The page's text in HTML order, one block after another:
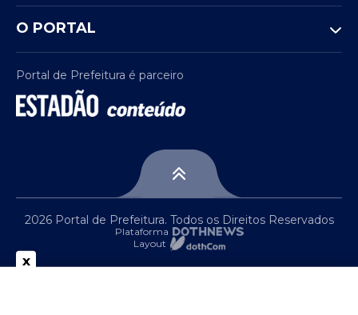
O PORTAL
Portal de Prefeitura é parceiro
2026 Portal de Prefeitura. Todos os Direitos Reservados
Plataforma
Layout
x